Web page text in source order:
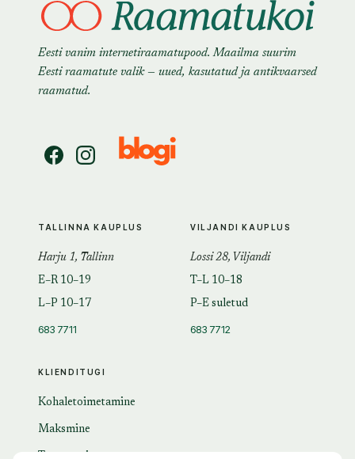
Eesti vanim internetiraamatupood. Maailma suurim
Eesti raamatute valik — uued, kasutatud ja antikvaarsed
raamatud.
KLIENDITUGI
Kohaletoimetamine
Maksmine
TALLINNA KAUPLUS
Harju 1, Tallinn
E–R 10–19
L–P 10–17
683 7711
VILJANDI KAUPLUS
Lossi 28, Viljandi
T–L 10–18
P–E suletud
683 7712